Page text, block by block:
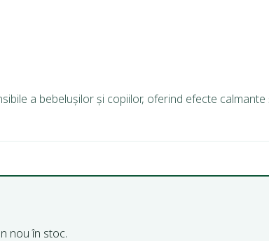
a bebelușilor și copiilor, oferind efecte
nou în stoc.